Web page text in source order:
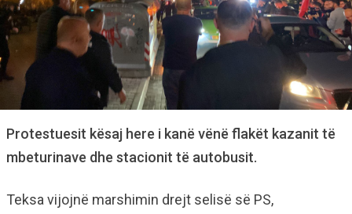
Protestuesit kësaj here i kanë vënë flakët kazanit të
mbeturinave dhe stacionit të autobusit.
Teksa vijojnë marshimin drejt selisë së PS,